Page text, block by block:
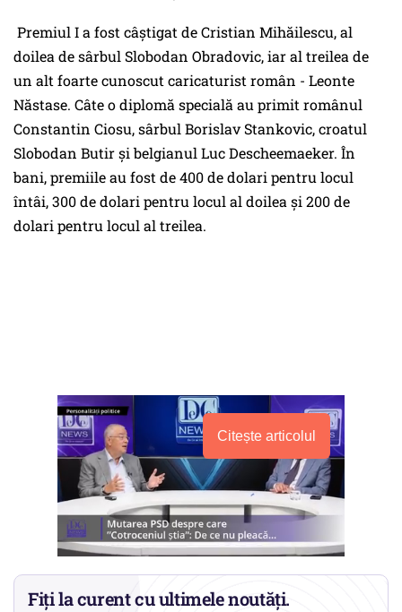
Premiul I a fost câştigat de Cristian Mihăilescu, al
doilea de sârbul Slobodan Obradovic, iar al treilea de
un alt foarte cunoscut caricaturist român - Leonte
Năstase. Câte o diplomă specială au primit românul
Constantin Ciosu, sârbul Borislav Stankovic, croatul
Slobodan Butir şi belgianul Luc Descheemaeker. În
bani, premiile au fost de 400 de dolari pentru locul
întâi, 300 de dolari pentru locul al doilea şi 200 de
dolari pentru locul al treilea.
Citește articolul
Fiți la curent cu ultimele noutăți.